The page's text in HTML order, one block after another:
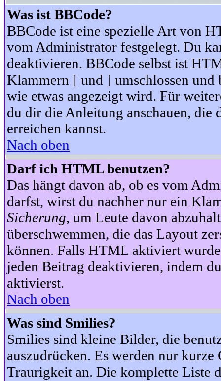
Was ist BBCode?
BBCode ist eine spezielle Art von
vom Administrator festgelegt. Du
deaktivieren. BBCode selbst ist
Klammern [ und ] umschlossen
wie etwas angezeigt wird. Für
du dir die Anleitung anschauen, die
erreichen kannst.
Nach oben
Darf ich HTML benutzen?
Das hängt davon ab, ob es vom
darfst, wirst du nachher nur ein
Sicherung, um Leute davon
überschwemmen, die das Layout
können. Falls HTML aktiviert
jeden Beitrag deaktivieren, indem
aktivierst.
Nach oben
Was sind Smilies?
Smilies sind kleine Bilder, die
auszudrücken. Es werden nur
Traurigkeit an. Die komplette Liste